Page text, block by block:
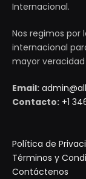
Internacional.
Nos regimos por
internacional
mayor veracidad
Email:
Contacto: +1
Política de
Términos y
Contáctenos